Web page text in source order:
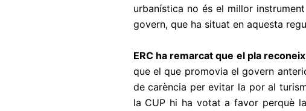
urbanística no és el millor
govern, que ha situat en aquesta
ERC ha remarcat que el pla
que el que promovia el govern
de carència per evitar la por al
la CUP hi ha votat a favor perquè